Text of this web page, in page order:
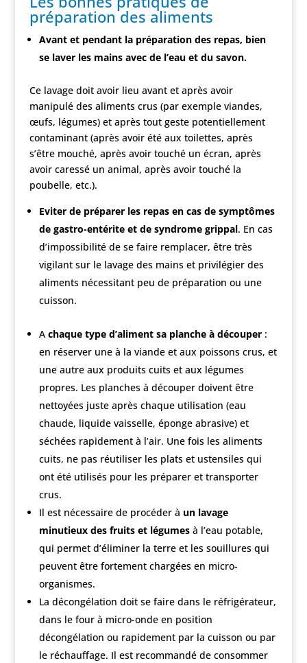
préparation des aliments
Avant et pendant la préparation des repas, bien
se laver les mains avec de l’eau et du savon.
Ce lavage doit avoir lieu avant et après avoir
manipulé des aliments crus (par exemple viandes,
œufs, légumes) et après tout geste potentiellement
contaminant (après avoir été aux toilettes, après
s’être mouché, après avoir touché un écran, après
avoir caressé un animal, après avoir touché la
poubelle, etc.).
Eviter de préparer les repas en cas de symptômes
de gastro-entérite et de syndrome grippal. En cas
d’impossibilité de se faire remplacer, être très
vigilant sur le lavage des mains et privilégier des
aliments nécessitant peu de préparation ou une
cuisson.
A chaque type d’aliment sa planche à découper :
en réserver une à la viande et aux poissons crus, et
une autre aux produits cuits et aux légumes
propres. Les planches à découper doivent être
nettoyées juste après chaque utilisation (eau
chaude, liquide vaisselle, éponge abrasive) et
séchées rapidement à l’air. Une fois les aliments
cuits, ne pas réutiliser les plats et ustensiles qui
ont été utilisés pour les préparer et transporter
crus.
Il est nécessaire de procéder à un lavage
minutieux des fruits et légumes à l’eau potable,
qui permet d’éliminer la terre et les souillures qui
peuvent être fortement chargées en micro-
organismes.
La décongélation doit se faire dans le réfrigérateur,
dans le four à micro-onde en position
décongélation ou rapidement par la cuisson ou par
le réchauffage. Il est recommandé de consommer